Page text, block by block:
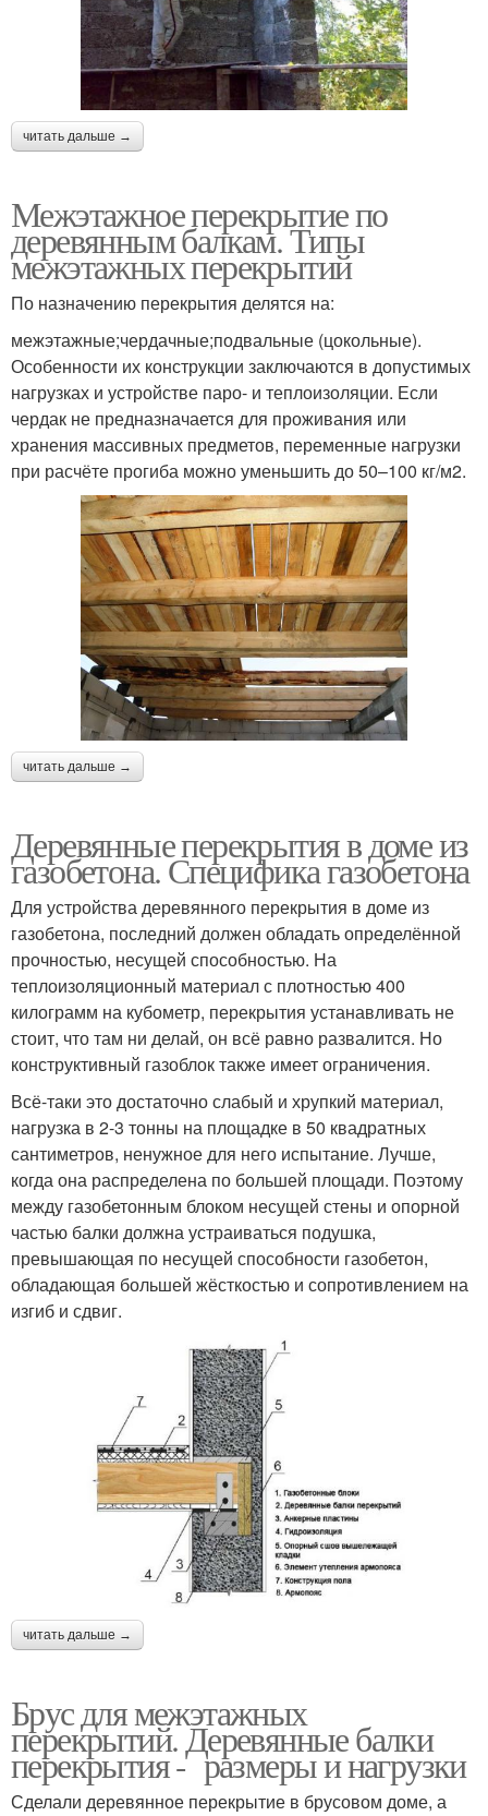
читать дальше →
Межэтажное перекрытие по
деревянным балкам. Типы
межэтажных перекрытий
По назначению перекрытия делятся на:
межэтажные;чердачные;подвальные (цокольные).
Особенности их конструкции заключаются в допустимых
нагрузках и устройстве паро- и теплоизоляции. Если
чердак не предназначается для проживания или
хранения массивных предметов, переменные нагрузки
при расчёте прогиба можно уменьшить до 50–100 кг/м2.
читать дальше →
Деревянные перекрытия в доме из
газобетона. Специфика газобетона
Для устройства деревянного перекрытия в доме из
газобетона, последний должен обладать определённой
прочностью, несущей способностью. На
теплоизоляционный материал с плотностью 400
килограмм на кубометр, перекрытия устанавливать не
стоит, что там ни делай, он всё равно развалится. Но
конструктивный газоблок также имеет ограничения.
Всё-таки это достаточно слабый и хрупкий материал,
нагрузка в 2-3 тонны на площадке в 50 квадратных
сантиметров, ненужное для него испытание. Лучше,
когда она распределена по большей площади. Поэтому
между газобетонным блоком несущей стены и опорной
частью балки должна устраиваться подушка,
превышающая по несущей способности газобетон,
обладающая большей жёсткостью и сопротивлением на
изгиб и сдвиг.
читать дальше →
Брус для межэтажных
перекрытий. Деревянные балки
перекрытия - размеры и нагрузки
Сделали деревянное перекрытие в брусовом доме, а